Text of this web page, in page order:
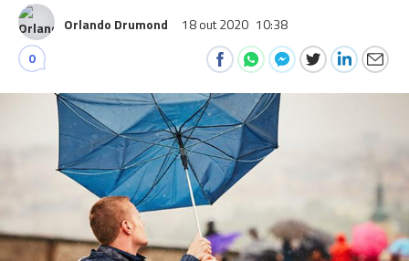
Orlando Drumond 18 out 2020 10:38
0